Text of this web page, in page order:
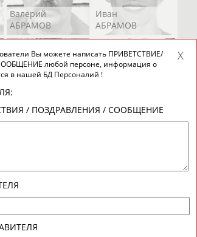
Валерий
АБРАМОВ
Иван
АБРАМОВ
Ирина
АБРАМОВА
АБРАМОВА
Осеп
АБРАМЯН
АБРАРОВ
Вы можете написать ПРИВЕТСТВИЕ/
любой персоне, информация о
в нашей БД Персоналий !
/ ПОЗДРАВЛЕНИЯ / СООБЩЕНИЕ